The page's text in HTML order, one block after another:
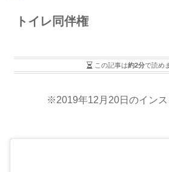
トイレ同伴権
この記事は約2分で読め
※2019年12月20日のイン